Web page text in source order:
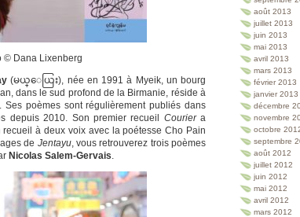
© Dana Lixenberg
(မယ္ေယြး), née en 1991 à Myeik, un bourg
dans le sud profond de la Birmanie, réside à
Ses poèmes sont régulièrement publiés dans
depuis 2010. Son premier recueil Couriera
recueil à deux voix avec la poétesse Cho Pain
de Jentayu, vous retrouverez trois poèmes
Nicolas Salem-Gervais.
août 2013
juillet 2013
juin 2013
mai 2013
avril 2013
mars 2013
février 2013
janvier 2013
décembre
novembre
octobre
septembre
août 2012
juillet 2012
juin 2012
mai 2012
avril 2012
mars 2012